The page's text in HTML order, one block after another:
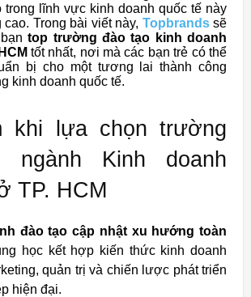
lĩnh vực kinh doanh quốc tế này
cao. Trong bài viết này, Topbrandssẽ
top trường đào tạo kinh doanh
tốt nhất, nơi mà các bạn trẻ có thể
bị cho một tương lai thành công
kinh doanh quốc tế.
khi lựa chọn trường
ngành Kinh doanh
TP. HCM
đào tạo cập nhật xu hướng toàn
học kết hợp kiến thức kinh doanh
quản trị và chiến lược phát triển
hiện đại.